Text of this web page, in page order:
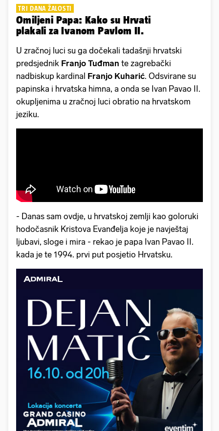
TRI DANA ŽALOSTI
Omiljeni Papa: Kako su Hrvati
plakali za Ivanom Pavlom II.
U zračnoj luci su ga dočekali tadašnji hrvatski
predsjednik Franjo Tuđman te zagrebački
nadbiskup kardinal Franjo Kuharić. Odsvirane su
papinska i hrvatska himna, a onda se Ivan Pavao II.
okupljenima u zračnoj luci obratio na hrvatskom
jeziku.
- Danas sam ovdje, u hrvatskoj zemlji kao goloruki
hodočasnik Kristova Evanđelja koje je navještaj
ljubavi, sloge i mira - rekao je papa Ivan Pavao II.
kada je te 1994. prvi put posjetio Hrvatsku.